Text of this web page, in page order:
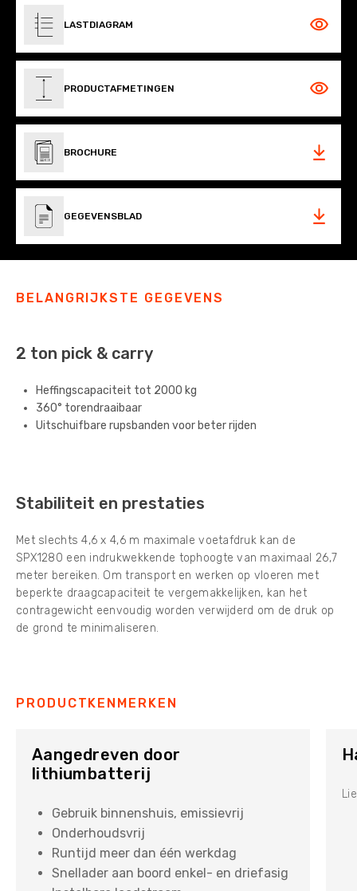
LASTDIAGRAM
PRODUCTAFMETINGEN
BROCHURE
GEGEVENSBLAD
BELANGRIJKSTE GEGEVENS
2 ton pick & carry
Heffingscapaciteit tot 2000 kg
360° torendraaibaar
Uitschuifbare rupsbanden voor beter rijden
Stabiliteit en prestaties
Met slechts 4,6 x 4,6 m maximale voetafdruk kan de
SPX1280 een indrukwekkende tophoogte van maximaal 26,7
meter bereiken. Om transport en werken op vloeren met
beperkte draagcapaciteit te vergemakkelijken, kan het
contragewicht eenvoudig worden verwijderd om de druk op
de grond te minimaliseren.
PRODUCTKENMERKEN
Aangedreven door
lithiumbatterij
Gebruik binnenshuis, emissievrij
Onderhoudsvrij
Runtijd meer dan één werkdag
Snellader aan boord enkel- en driefasig